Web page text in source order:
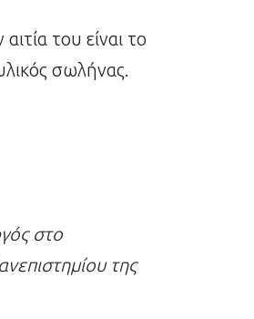
του είναι το
σωλήνας.
στο
της